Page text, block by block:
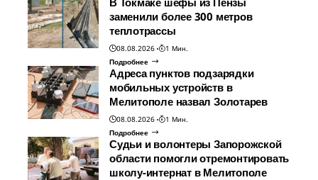
заменили более 300 метров
теплотрассы
08.08.2026
1 Мин.
Подробнее
Адреса пунктов подзарядки
мобильных устройств в
Мелитополе назвал Золотарев
08.08.2026
1 Мин.
Подробнее
Судьи и волонтеры Запорожской
области помогли отремонтировать
школу-интернат в Мелитополе